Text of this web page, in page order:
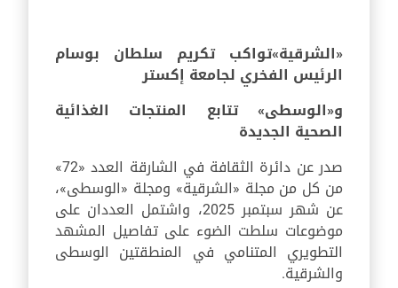
«الشرقية»تواكب تكريم سلطان بوسام
الرئيس الفخري لجامعة إكستر
و«الوسطى» تتابع المنتجات الغذائية
الصحية الجديدة
صدر عن دائرة الثقافة في الشارقة العدد «72»
من كل من مجلة «الشرقية» ومجلة «الوسطى»،
عن شهر سبتمبر 2025، واشتمل العددان على
موضوعات سلطت الضوء على تفاصيل المشهد
التطويري المتنامي في المنطقتين الوسطى
والشرقية.